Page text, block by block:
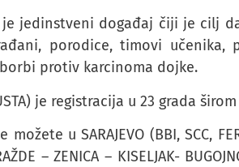
je jedinstveni događaj čiji je cilj
porodice, timovi
protiv karcinoma dojke.
je registracija u 23 grada
u SARAJEVO (BBI, SCC,
– ZENICA – KISELJAK-